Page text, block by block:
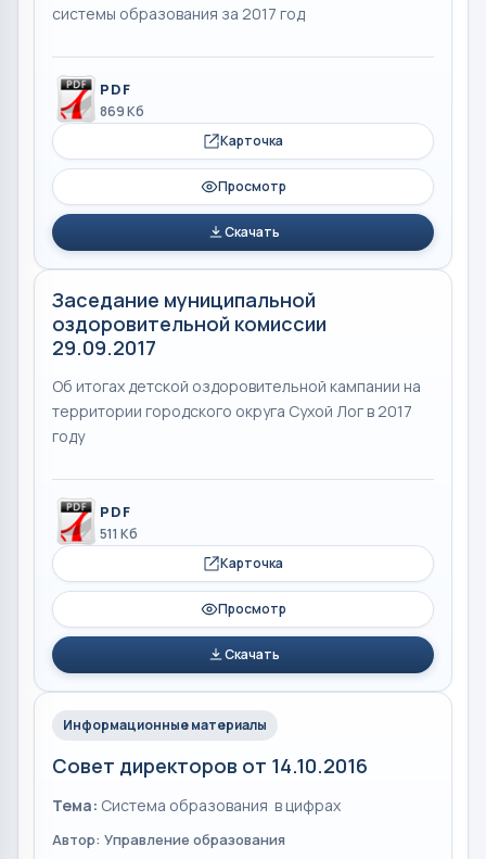
системы образования за 2017 год
PDF
869 Кб
Карточка
Просмотр
Скачать
Заседание муниципальной
оздоровительной комиссии
29.09.2017
Об итогах детской оздоровительной кампании на
территории городского округа Сухой Лог в 2017
году
PDF
511 Кб
Карточка
Просмотр
Скачать
Информационные материалы
Совет директоров от 14.10.2016
Тема: Система образования в цифрах
Автор: Управление образования